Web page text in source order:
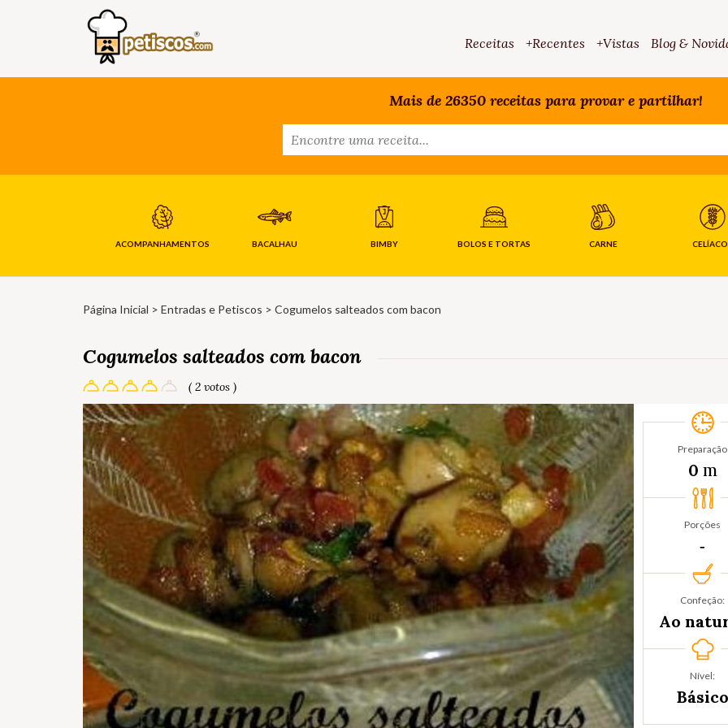
Receitas +Recentes +Vistas Blog &
Mais de 26350 receitas para provar e partilhar!
ACOMPANHAMENTOS BACALHAU BIMBY BOLOS E TORTAS CARNE
Página Inicial > Entradas e Petiscos > Cogumelos salteados com bacon
Cogumelos salteados com bacon
( 2 votos )
Preparação
0 m
Porções
‐
Confeção:
Ao
Nível:
Básico